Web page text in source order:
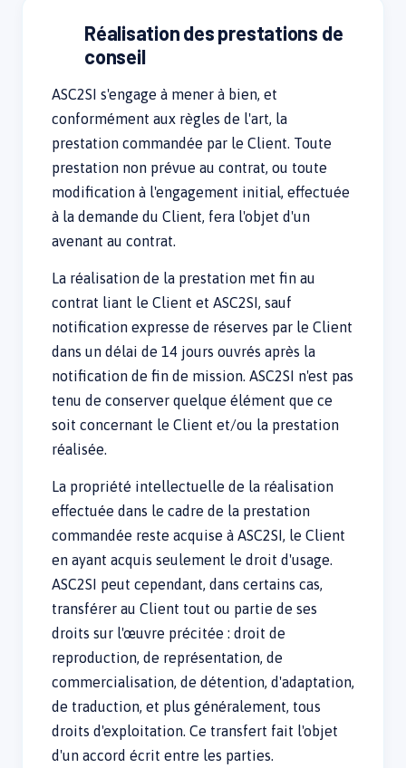
Réalisation des prestations de
conseil
ASC2SI s'engage à mener à bien, et
conformément aux règles de l'art, la
prestation commandée par le Client. Toute
prestation non prévue au contrat, ou toute
modification à l'engagement initial, effectuée
à la demande du Client, fera l'objet d'un
avenant au contrat.
La réalisation de la prestation met fin au
contrat liant le Client et ASC2SI, sauf
notification expresse de réserves par le Client
dans un délai de 14 jours ouvrés après la
notification de fin de mission. ASC2SI n'est pas
tenu de conserver quelque élément que ce
soit concernant le Client et/ou la prestation
réalisée.
La propriété intellectuelle de la réalisation
effectuée dans le cadre de la prestation
commandée reste acquise à ASC2SI, le Client
en ayant acquis seulement le droit d'usage.
ASC2SI peut cependant, dans certains cas,
transférer au Client tout ou partie de ses
droits sur l'œuvre précitée : droit de
reproduction, de représentation, de
commercialisation, de détention, d'adaptation,
de traduction, et plus généralement, tous
droits d'exploitation. Ce transfert fait l'objet
d'un accord écrit entre les parties.